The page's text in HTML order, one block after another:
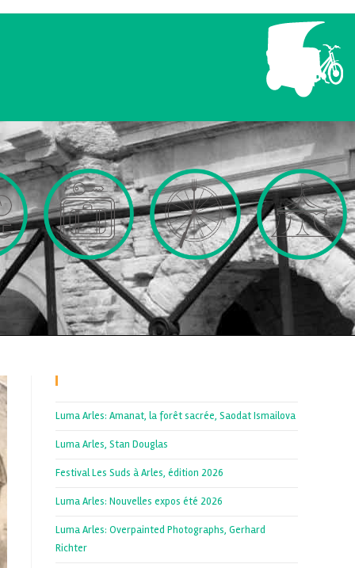
Luma Arles: Amanat, la forêt sacrée, Saodat Ismailova
Luma Arles, Stan Douglas
Festival Les Suds à Arles, édition 2026
Luma Arles: Nouvelles expos été 2026
Luma Arles: Overpainted Photographs, Gerhard
Richter